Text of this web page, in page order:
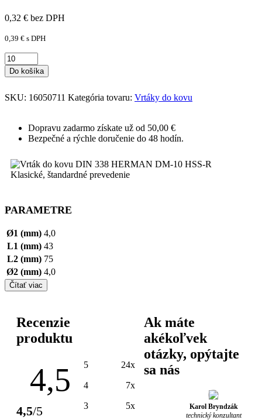
0,32 € bez DPH
0,39 € s DPH
Do košíka
SKU: 16050711 Kategória tovaru: Vrtáky do kovu
Dopravu zadarmo získate už od 50,00 €
Bezpečné a rýchle doručenie do 48 hodín.
PARAMETRE
Ø1 (mm) 4,0
L1 (mm) 43
L2 (mm) 75
Ø2 (mm) 4,0
Čítať viac
Recenzie
produktu
4,5
4,5/5
5 24x
4 7x
3 5x
Ak máte
akékoľvek
otázky, opýtajte
sa nás
Karol Bryndzák
technický konzultant